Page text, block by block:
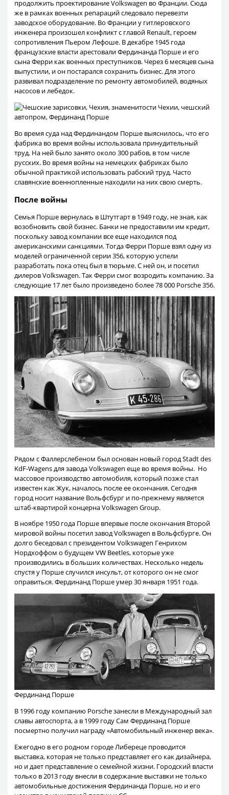
продолжить проектирование Volkswagen во Франции. Сюда
же в рамках военных репараций следовало перевезти
заводское оборудование. Во Франции у гитлеровского
инженера произошел конфликт с главой Renault, героем
сопротивления Пьером Лефоше. В декабре 1945 года
французские власти арестовали Фердинанда Порше и его
сына Ферри как военных преступников. Через 6 месяцев сына
выпустили, и он постарался сохранить бизнес. Для этого
развивал подразделение по ремонту автомобилей, водяных
насосов и лебедок.
Во время суда над Фердинандом Порше выяснилось, что его
фабрика во время войны использовала принудительный
труд. На ней было занято около 300 рабов, в том числе
русских. Во время войны на немецких фабриках было
обычной практикой использовать рабский труд. Часто
славянские военнопленные находили на них свою смерть.
После войны
Семья Порше вернулась в Штутгарт в 1949 году, не зная, как
возобновить свой бизнес. Банки не предоставили им кредит,
поскольку завод компании все еще находился под
американскими санкциями. Тогда Ферри Порше взял одну из
моделей ограниченной серии 356, которую успели
разработать пока отец был в тюрьме. С ней он, и посетил
дилеров Volkswagen. Так Ферри смог возродить компанию. За
следующие 17 лет было произведено более 78 000 Porsche 356.
Рядом с Фаллерслебеном был основан новый город Stadt des
KdF-Wagens для завода Volkswagen еще во время войны. Но
массовое производство автомобиля, который позже стал
известен как Жук, началось после ее окончания. Сегодня
город носит название Вольфсбург и по-прежнему является
штаб-квартирой концерна Volkswagen Group.
В ноябре 1950 года Порше впервые после окончания Второй
мировой войны посетил завод Volkswagen в Вольфсбурге. Он
долго беседовал с президентом Volkswagen Генрихом
Нордхоффом о будущем VW Beetles, которые уже
производились в больших количествах. Несколько недель
спустя у Порше случился инсульт, от которого он не смог
оправиться. Фердинанд Порше умер 30 января 1951 года.
Фердинанд Порше
В 1996 году компанию Porsche занесли в Международный зал
славы автоспорта, а в 1999 году Сам Фердинанд Порше
посмертно получил награду «Автомобильный инженер века».
Ежегодно в его родном городе Либереце проводится
выставка, которая не только представляет его как дизайнера,
но и дает представление о семейной жизни. Городский власти
только в 2013 году внесли в содержание выставки не только
автомобильные достижения Фердинанда Порше, но и его